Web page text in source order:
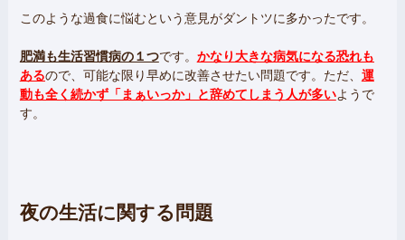
このような過食に悩むという意見がダントツに多かったです。
肥満も生活習慣病の１つです。 かなり大きな病気になる恐れも
あるので、可能な限り早めに改善させたい問題です。ただ、 運
動も全く続かず「まぁいっか」と辞めてしまう人が多いようで
す。
夜の生活に関する問題